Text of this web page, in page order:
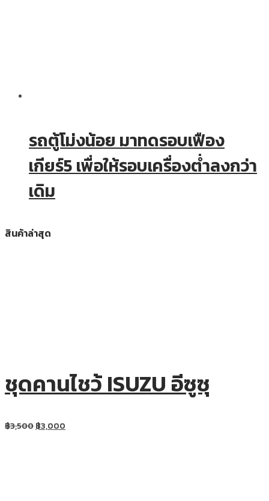
รถตู้โม่งน้อย มาทดรอบเฟือง
เกียร์5 เพื่อให้รอบเครื่องต่ำลงกว่า
เดิม
สินค้าล่าสุด
ชุดคานไชว้ ISUZU อีซูซุ
฿3,500฿3,000